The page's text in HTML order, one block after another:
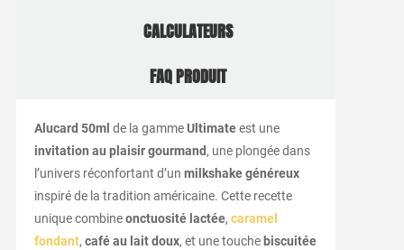
CALCULATEURS
FAQ PRODUIT
Alucard 50ml de la gammeUltimateest une
invitation au plaisir gourmand, une plongée dans
l’univers réconfortant d’un milkshake généreux
inspiré de la tradition américaine. Cette recette
unique combineonctuosité lactée, caramel
fondant, café au lait doux, et une touche biscuitée